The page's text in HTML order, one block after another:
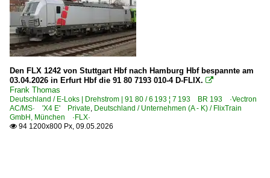
Den FLX 1242 von Stuttgart Hbf nach Hamburg Hbf bespannte am
03.04.2026 in Erfurt Hbf die 91 80 7193 010-4 D-FLIX. 
Frank Thomas
Deutschland / E-Loks | Drehstrom | 91 80 / 6 193 ¦ 7 193 BR 193 ·Vectron
AC/MS· 'X4 E' Private, Deutschland / Unternehmen (A - K) / FlixTrain
GmbH, München ·FLX·
 94 1200x800 Px, 09.05.2026